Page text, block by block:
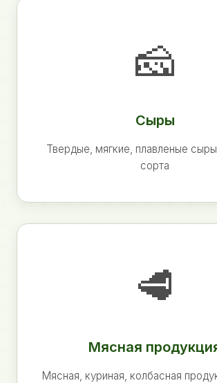
🧀
Сыры
Твердые, мягкие, плавленые
сорта
🥩
Мясная
Мясная, куриная, колбасная